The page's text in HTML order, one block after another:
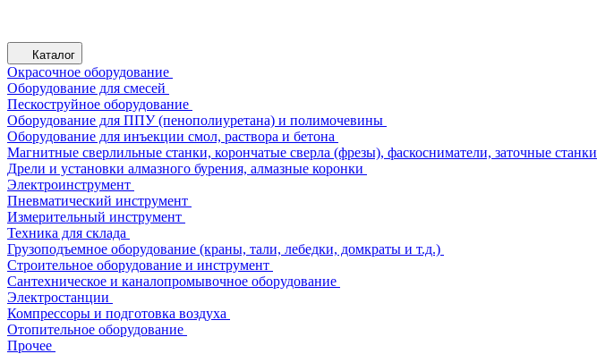
Каталог
Окрасочное оборудование
Оборудование для смесей
Пескоструйное оборудование
Оборудование для ППУ (пенополиуретана) и полимочевины
Оборудование для инъекции смол, раствора и бетона
Магнитные сверлильные станки, корончатые сверла (фрезы), фаскосниматели, заточные станки
Дрели и установки алмазного бурения, алмазные коронки
Электроинструмент
Пневматический инструмент
Измерительный инструмент
Техника для склада
Грузоподъемное оборудование (краны, тали, лебедки, домкраты и т.д.)
Строительное оборудование и инструмент
Сантехническое и каналопромывочное оборудование
Электростанции
Компрессоры и подготовка воздуха
Отопительное оборудование
Прочее